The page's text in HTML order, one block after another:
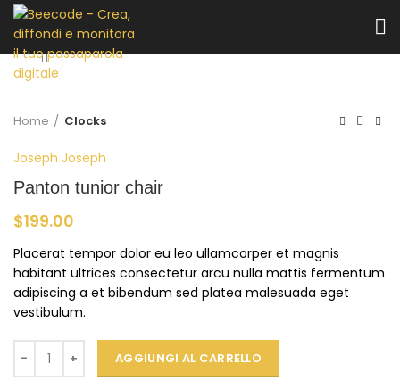
Click to enlarge
Home Clocks
Joseph Joseph
Panton tunior chair
$199.00
Placerat tempor dolor eu leo ullamcorper et magnis
habitant ultrices consectetur arcu nulla mattis fermentum
adipiscing a et bibendum sed platea malesuada eget
vestibulum.
AGGIUNGI AL CARRELLO